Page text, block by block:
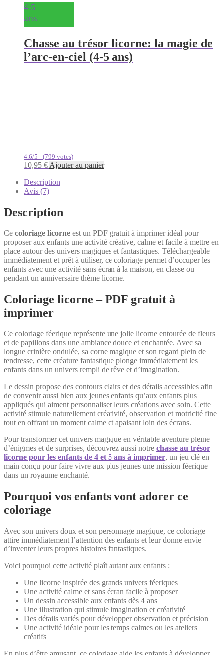
4-5
ans
Chasse au trésor licorne: la magie de
l’arc-en-ciel (4-5 ans)
4.6/5 - (799 votes)
10,95 € Ajouter au panier
Description
Avis (7)
Description
Ce coloriage licorne est un PDF gratuit à imprimer idéal pour
proposer aux enfants une activité créative, calme et facile à mettre en
place autour des univers magiques et fantastiques. Téléchargeable
immédiatement et prêt à utiliser, ce coloriage permet d’occuper les
enfants avec une activité sans écran à la maison, en classe ou
pendant un anniversaire thème licorne.
Coloriage licorne – PDF gratuit à
imprimer
Ce coloriage féerique représente une jolie licorne entourée de fleurs
et de papillons dans une ambiance douce et enchantée. Avec sa
longue crinière ondulée, sa corne magique et son regard plein de
tendresse, cette créature fantastique plonge immédiatement les
enfants dans un univers rempli de rêve et d’imagination.
Le dessin propose des contours clairs et des détails accessibles afin
de convenir aussi bien aux jeunes enfants qu’aux enfants plus
appliqués qui aiment personnaliser leurs créations avec soin. Cette
activité stimule naturellement créativité, observation et motricité fine
tout en offrant un moment calme et apaisant loin des écrans.
Pour transformer cet univers magique en véritable aventure pleine
d’énigmes et de surprises, découvrez aussi notre chasse au trésor
licorne pour les enfants de 4 et 5 ans à imprimer, un jeu clé en
main conçu pour faire vivre aux plus jeunes une mission féerique
dans un royaume enchanté.
Pourquoi vos enfants vont adorer ce
coloriage
Avec son univers doux et son personnage magique, ce coloriage
attire immédiatement l’attention des enfants et leur donne envie
d’inventer leurs propres histoires fantastiques.
Voici pourquoi cette activité plaît autant aux enfants :
Une licorne inspirée des grands univers féeriques
Une activité calme et sans écran facile à proposer
Un dessin accessible aux enfants dès 4 ans
Une illustration qui stimule imagination et créativité
Des détails variés pour développer observation et précision
Une activité idéale pour les temps calmes ou les ateliers
créatifs
En plus d’être amusant, ce coloriage aide les enfants à développer